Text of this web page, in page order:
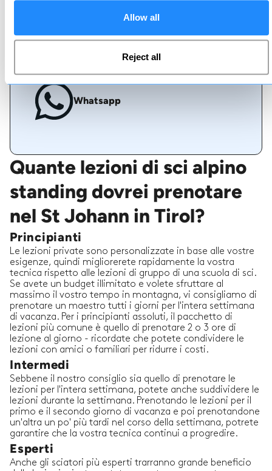
Allow all
Reject all
Chat dal vivo
Whatsapp
Quante lezioni di sci alpino
standing dovrei prenotare
nel St Johann in Tirol?
Principianti
Le lezioni private sono personalizzate in base alle vostre
esigenze, quindi migliorerete rapidamente la vostra
tecnica rispetto alle lezioni di gruppo di una scuola di sci.
Se avete un budget illimitato e volete sfruttare al
massimo il vostro tempo in montagna, vi consigliamo di
prenotare un maestro tutti i giorni per l'intera settimana
di vacanza. Per i principianti assoluti, il pacchetto di
lezioni più comune è quello di prenotare 2 o 3 ore di
lezione al giorno - ricordate che potete condividere le
lezioni con amici o familiari per ridurre i costi.
Intermedi
Sebbene il nostro consiglio sia quello di prenotare le
lezioni per l'intera settimana, potete anche suddividere le
lezioni durante la settimana. Prenotando le lezioni per il
primo e il secondo giorno di vacanza e poi prenotandone
un'altra un po' più tardi nel corso della settimana, potrete
garantire che la vostra tecnica continui a progredire.
Esperti
Anche gli sciatori più esperti trarranno grande beneficio